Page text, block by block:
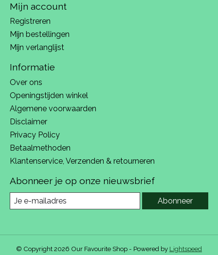
Mijn account
Registreren
Mijn bestellingen
Mijn verlanglijst
Informatie
Over ons
Openingstijden winkel
Algemene voorwaarden
Disclaimer
Privacy Policy
Betaalmethoden
Klantenservice, Verzenden & retourneren
Abonneer je op onze nieuwsbrief
Abonneer
© Copyright 2026 Our Favourite Shop - Powered by Lightspeed